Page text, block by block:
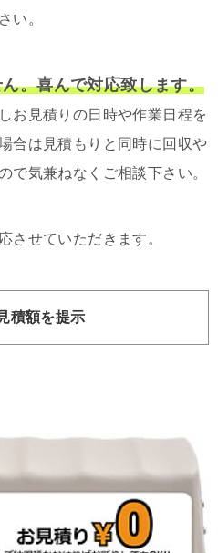
い。
。喜んで対応致します。
お見積りの日時や作業日程を
合は見積もりと同時に回収や
で気兼ねなくご相談下さい。
させていただきます。
積額を提示